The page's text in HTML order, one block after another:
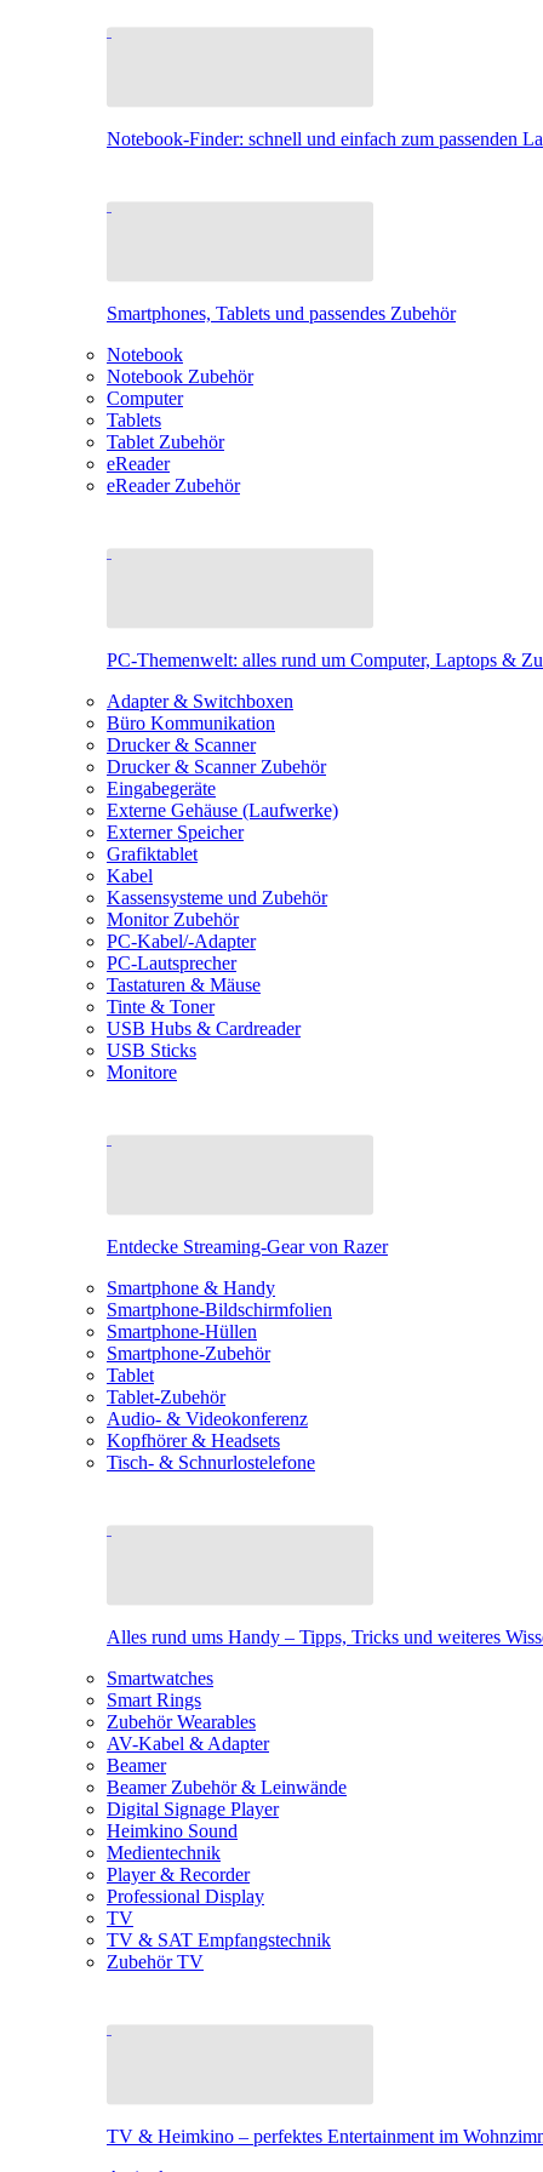
Notebook-Finder: schnell und einfach zum passenden
Smartphones, Tablets und passendes Zubehör
Notebook
Notebook Zubehör
Computer
Tablets
Tablet Zubehör
eReader
eReader Zubehör
PC-Themenwelt: alles rund um Computer, Laptops &
Adapter & Switchboxen
Büro Kommunikation
Drucker & Scanner
Drucker & Scanner Zubehör
Eingabegeräte
Externe Gehäuse (Laufwerke)
Externer Speicher
Grafiktablet
Kabel
Kassensysteme und Zubehör
Monitor Zubehör
PC-Kabel/-Adapter
PC-Lautsprecher
Tastaturen & Mäuse
Tinte & Toner
USB Hubs & Cardreader
USB Sticks
Monitore
Entdecke Streaming-Gear von Razer
Smartphone & Handy
Smartphone-Bildschirmfolien
Smartphone-Hüllen
Smartphone-Zubehör
Tablet
Tablet-Zubehör
Audio- & Videokonferenz
Kopfhörer & Headsets
Tisch- & Schnurlostelefone
Alles rund ums Handy – Tipps, Tricks und weiteres
Smartwatches
Smart Rings
Zubehör Wearables
AV-Kabel & Adapter
Beamer
Beamer Zubehör & Leinwände
Digital Signage Player
Heimkino Sound
Medientechnik
Player & Recorder
Professional Display
TV
TV & SAT Empfangstechnik
Zubehör TV
TV & Heimkino – perfektes Entertainment im